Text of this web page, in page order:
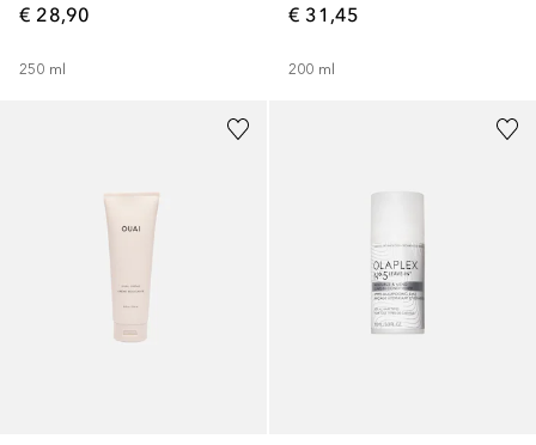
€ 28,90
250 ml
€ 31,45
200 ml